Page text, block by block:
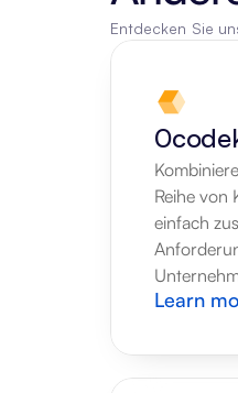
Entdecken Sie
Reihe von
einfach
Learn